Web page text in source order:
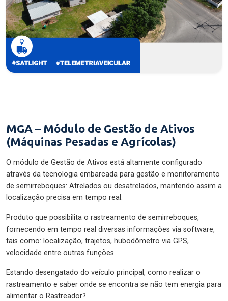
MGA – Módulo de Gestão de Ativos
(Máquinas Pesadas e Agrícolas)
O módulo de Gestão de Ativos está altamente configurado
através da tecnologia embarcada para gestão e monitoramento
de semirreboques: Atrelados ou desatrelados, mantendo assim a
localização precisa em tempo real.
Produto que possibilita o rastreamento de semirreboques,
fornecendo em tempo real diversas informações via software,
tais como: localização, trajetos, hubodômetro via GPS,
velocidade entre outras funções.
Estando desengatado do veículo principal, como realizar o
rastreamento e saber onde se encontra se não tem energia para
alimentar o Rastreador?